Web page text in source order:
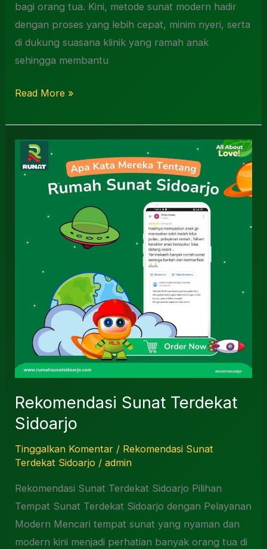
bagi orang tua. Kini, metode sunat modern hadir
dengan proses yang lebih cepat, minim nyeri, serta
di dukung suasana klinik yang ramah anak
sehingga membantu
Read More »
Rekomendasi Sunat Terdekat
Sidoarjo
Tinggalkan Komentar / Rekomendasi Sunat
Terdekat Sidoarjo /admin
Rekomendasi Sunat Terdekat Sidoarjo Pilihan
Tempat Sunat Terdekat Sidoarjo dengan Pelayanan
Modern Mencari tempat sunat yang nyaman dan
modern kini menjadi perhatian banyak orang tua di
Rekomendasi
Sunat
Terdekat